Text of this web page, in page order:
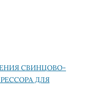
СВИНЦОВО-
ДЛЯ